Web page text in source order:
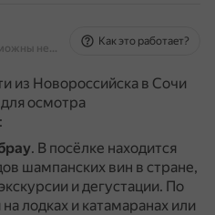
На основе источников, возможны неточности
Как это работает?
из Новороссийска в Сочи
осмотра
. В посёлке находится
шампанских вин в стране,
и дегустации. По
лодках и катамаранах или